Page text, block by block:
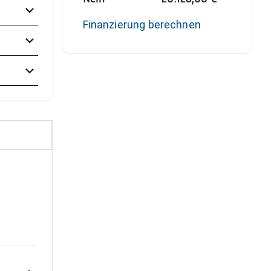
Finanzierung berechnen